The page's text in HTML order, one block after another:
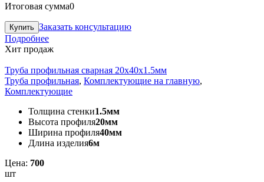
Итоговая сумма0
Заказать консультацию
Подробнее
Хит продаж
Труба профильная сварная 20х40х1.5мм
Труба профильная, Комплектующие на главную,
Комплектующие
Толщина стенки1.5мм
Высота профиля20мм
Ширина профиля40мм
Длина изделия6м
Цена: 700
шт